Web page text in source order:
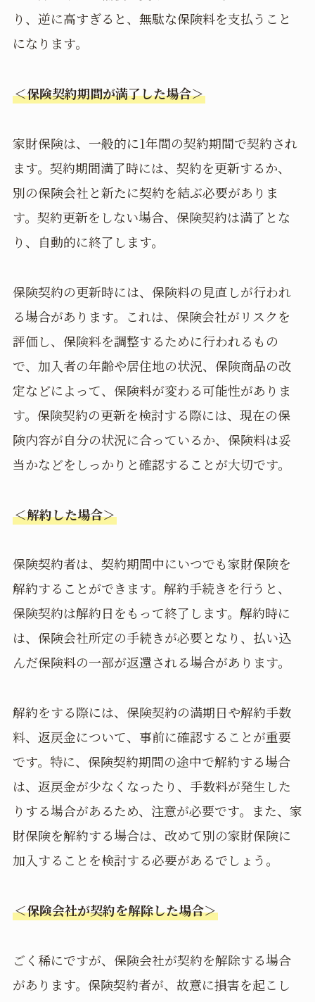
り、逆に高すぎると、無駄な保険料を支払うこと
になります。
＜保険契約期間が満了した場合＞
家財保険は、一般的に1年間の契約期間で契約され
ます。契約期間満了時には、契約を更新するか、
別の保険会社と新たに契約を結ぶ必要がありま
す。契約更新をしない場合、保険契約は満了とな
り、自動的に終了します。
保険契約の更新時には、保険料の見直しが行われ
る場合があります。これは、保険会社がリスクを
評価し、保険料を調整するために行われるもの
で、加入者の年齢や居住地の状況、保険商品の改
定などによって、保険料が変わる可能性がありま
す。保険契約の更新を検討する際には、現在の保
険内容が自分の状況に合っているか、保険料は妥
当かなどをしっかりと確認することが大切です。
＜解約した場合＞
保険契約者は、契約期間中にいつでも家財保険を
解約することができます。解約手続きを行うと、
保険契約は解約日をもって終了します。解約時に
は、保険会社所定の手続きが必要となり、払い込
んだ保険料の一部が返還される場合があります。
解約をする際には、保険契約の満期日や解約手数
料、返戻金について、事前に確認することが重要
です。特に、保険契約期間の途中で解約する場合
は、返戻金が少なくなったり、手数料が発生した
りする場合があるため、注意が必要です。また、家
財保険を解約する場合は、改めて別の家財保険に
加入することを検討する必要があるでしょう。
＜保険会社が契約を解除した場合＞
ごく稀にですが、保険会社が契約を解除する場合
があります。保険契約者が、故意に損害を起こし